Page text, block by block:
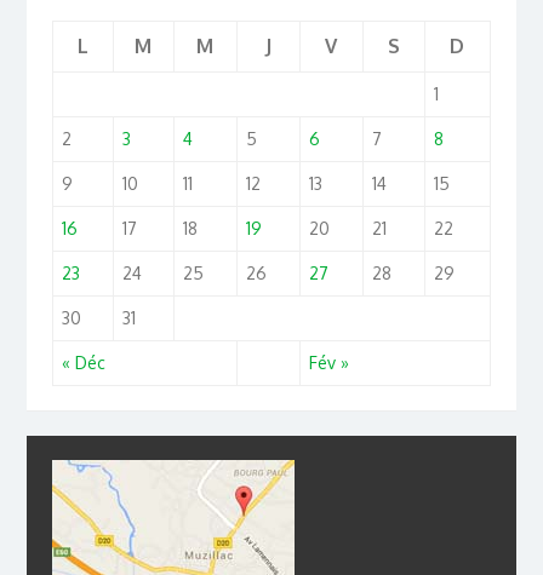
L M M J V S D
« Déc Fév »
1
2 3 4 5 6 7 8
9 10 11 12 13 14 15
16 17 18 19 20 21 22
23 24 25 26 27 28 29
30 31